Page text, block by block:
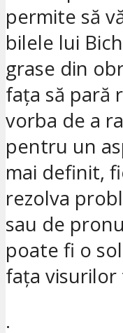
permite să
bilele lui
grase din
fața să pară
vorba de a
pentru un
mai definit,
rezolva
sau de
poate fi o
fața visurilor
.